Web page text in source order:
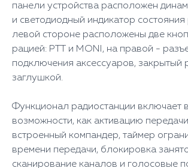
панели устройства расположен
и светодиодный индикатор
левой стороне расположены две
рацией: РТТ и MONI, на правой -
подключения аксессуаров, закрытый
заглушкой.
Функционал радиостанции включает
возможности, как активацию
встроенный компандер, таймер
времени передачи, блокировка
сканирование каналов и голосовые